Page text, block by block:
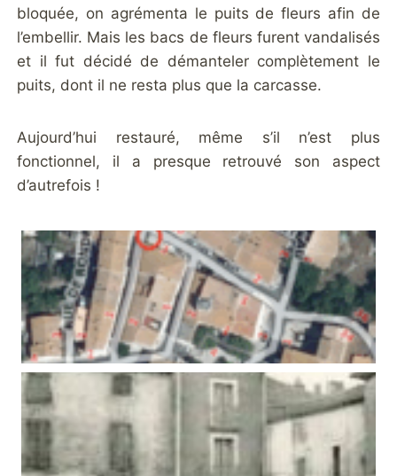
bloquée, on agrémenta le puits de fleurs afin de
l’embellir. Mais les bacs de fleurs furent vandalisés
et il fut décidé de démanteler complètement le
puits, dont il ne resta plus que la carcasse.
Aujourd’hui restauré, même s’il n’est plus
fonctionnel, il a presque retrouvé son aspect
d’autrefois !